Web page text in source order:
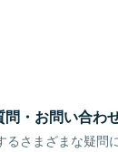
問・お問い合わ
さまざまな疑問